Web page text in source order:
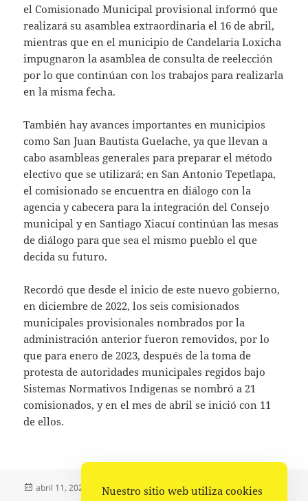
el Comisionado Municipal provisional informó que
realizará su asamblea extraordinaria el 16 de abril,
mientras que en el municipio de Candelaria Loxicha
impugnaron la asamblea de consulta de reelección
por lo que continúan con los trabajos para realizarla
en la misma fecha.
También hay avances importantes en municipios
como San Juan Bautista Guelache, ya que llevan a
cabo asambleas generales para preparar el método
electivo que se utilizará; en San Antonio Tepetlapa,
el comisionado se encuentra en diálogo con la
agencia y cabecera para la integración del Consejo
municipal y en Santiago Xiacuí continúan las mesas
de diálogo para que sea el mismo pueblo el que
decida su futuro.
Recordó que desde el inicio de este nuevo gobierno,
en diciembre de 2022, los seis comisionados
municipales provisionales nombrados por la
administración anterior fueron removidos, por lo
que para enero de 2023, después de la toma de
protesta de autoridades municipales regidos bajo
Sistemas Normativos Indígenas se nombró a 21
comisionados, y en el mes de abril se inició con 11
de ellos.
Publicado
abril 11, 2023 Autor
Fuente Categorías
Estado,Portada
Nuestro sitio web utiliza cookies